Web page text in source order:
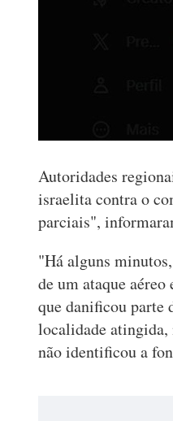
Autoridades
israelita contra o
parciais",
"Há alguns
de um ataque
que danificou parte
localidade atingida,
não identificou a